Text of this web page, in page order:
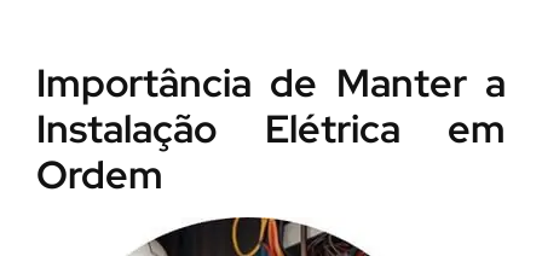
Importância de Manter a
Instalação Elétrica em
Ordem